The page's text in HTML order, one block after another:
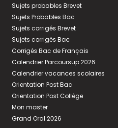
Sujets probables Brevet
Sujets Probables Bac
Sujets corrigés Brevet
Sujets corrigés Bac
Corrigés Bac de Français
Calendrier Parcoursup 2026
Calendrier vacances scolaires
Orientation Post Bac
Orientation Post Collège
Mon master
Grand Oral 2026